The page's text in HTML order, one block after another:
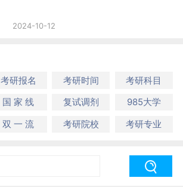
2024-10-12
考研报名 考研时间
考研科目
国 家 线 复试调剂
985大学
双 一 流 考研院校 考研专业